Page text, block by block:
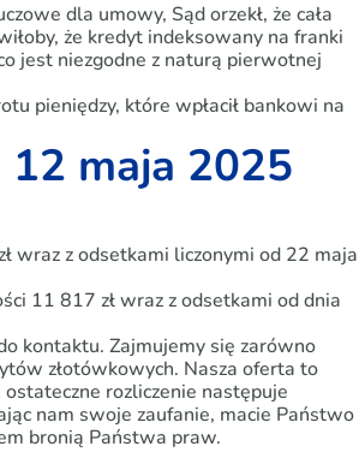
dla umowy, Sąd orzekł, że cała
że kredyt indeksowany na franki
jest niezgodne z naturą pierwotnej
pieniędzy, które wpłacił bankowi na
12 maja 2025
wraz z odsetkami liczonymi od 22 maja
11 817 zł wraz z odsetkami od dnia
kontaktu. Zajmujemy się zarówno
złotówkowych. Nasza oferta to
rozliczenie następuje
nam swoje zaufanie, macie Państwo
bronią Państwa praw.